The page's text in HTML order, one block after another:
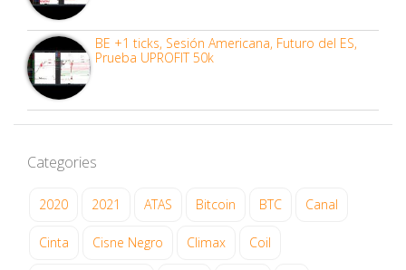
BE +1 ticks, Sesión Americana, Futuro del ES,
Prueba UPROFIT 50k
Categories
2020 2021 ATAS Bitcoin BTC Canal
Cinta Cisne Negro Climax Coil